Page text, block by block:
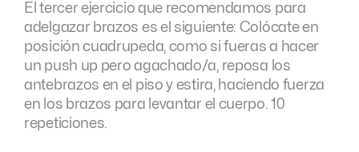
El tercer ejercicio que recomendamos para
adelgazar brazos es el siguiente: Colócate en
posición cuadrupeda, como si fueras a hacer
un push up pero agachado/a, reposa los
antebrazos en el piso y estira, haciendo fuerza
en los brazos para levantar el cuerpo. 10
repeticiones.